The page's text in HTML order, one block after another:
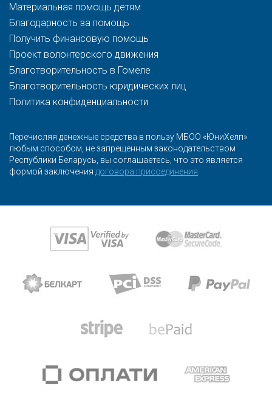
Материальная помощь детям
Благодарность за помощь
Получить финансовую помощь
Проект волонтерского движения
Благотворительность в Гомеле
Благотворительность юридических лиц
Политика конфиденциальности
Перечисляя денежные средства в пользу МБОО «ЮниХелп»
любым способом, не запрещенным законодательством
Республики Беларусь, вы соглашаетесь, что это является
формой заключения договора присоединения